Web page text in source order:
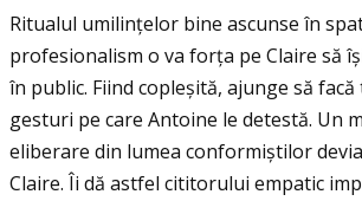
Ritualul umilinţelor bine ascunse în
profesionalism o va forţa pe Claire să
în public. Fiind copleșită, ajunge să facă
gesturi pe care Antoine le detestă. Un
eliberare din lumea conformiștilor
Claire. Îi dă astfel cititorului empatic